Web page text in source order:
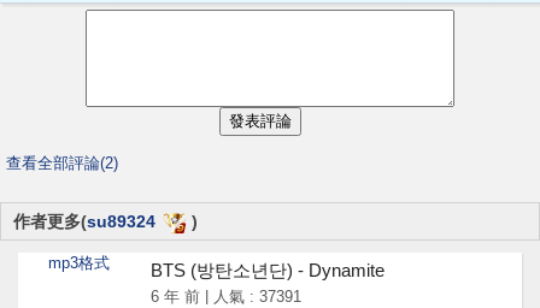
查看全部評論(2)
作者更多(su89324 )
mp3格式 BTS (방탄소년단) - Dynamite
6 年 前 | 人氣 : 37391